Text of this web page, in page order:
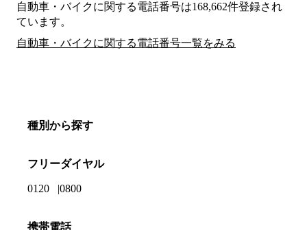
自動車・バイクに関する電話番号は168,662件登録され
ています。
自動車・バイクに関する電話番号一覧をみる
種別から探す
フリーダイヤル
0120 0800
携帯電話